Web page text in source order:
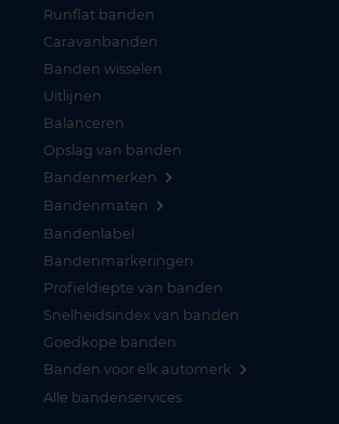
Runflat banden
Caravanbanden
Banden wisselen
Uitlijnen
Balanceren
Opslag van banden
Bandenmerken
Bandenmaten
Bandenlabel
Bandenmarkeringen
Profieldiepte van banden
Snelheidsindex van banden
Goedkope banden
Banden voor elk automerk
Alle bandenservices